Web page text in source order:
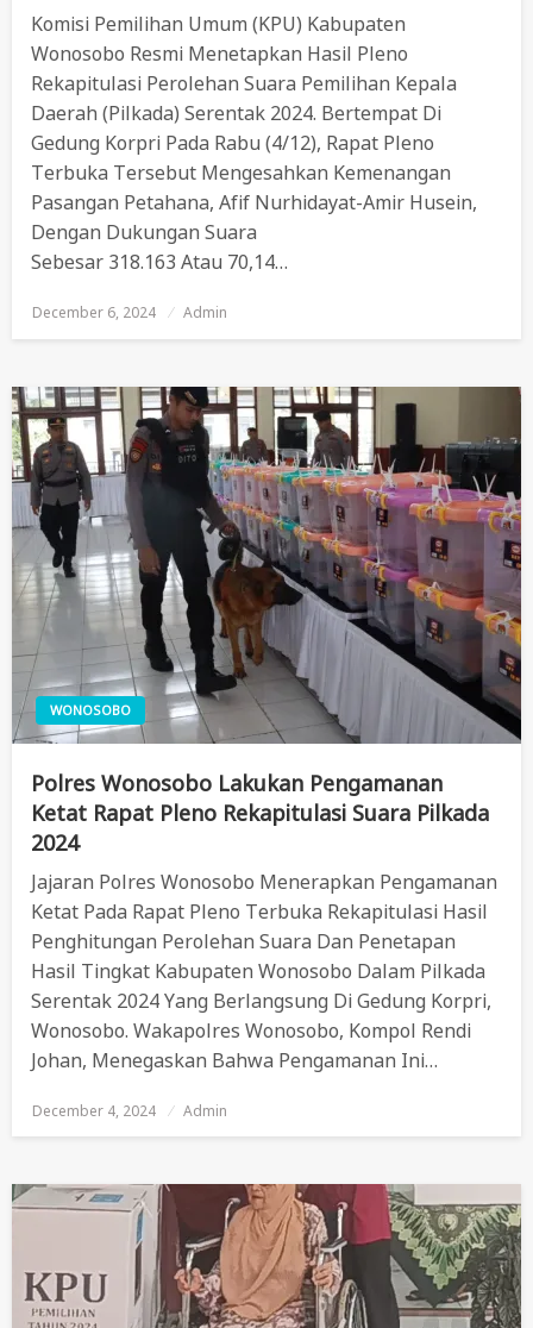
Komisi Pemilihan Umum (KPU) Kabupaten
Wonosobo Resmi Menetapkan Hasil Pleno
Rekapitulasi Perolehan Suara Pemilihan Kepala
Daerah (Pilkada) Serentak 2024. Bertempat Di
Gedung Korpri Pada Rabu (4/12), Rapat Pleno
Terbuka Tersebut Mengesahkan Kemenangan
Pasangan Petahana, Afif Nurhidayat-Amir Husein,
Dengan Dukungan Suara
Sebesar 318.163 Atau 70,14…
Posted
December 6, 2024 Admin
WONOSOBO
Polres Wonosobo Lakukan Pengamanan
Ketat Rapat Pleno Rekapitulasi Suara Pilkada
2024
Jajaran Polres Wonosobo Menerapkan Pengamanan
Ketat Pada Rapat Pleno Terbuka Rekapitulasi Hasil
Penghitungan Perolehan Suara Dan Penetapan
Hasil Tingkat Kabupaten Wonosobo Dalam Pilkada
Serentak 2024 Yang Berlangsung Di Gedung Korpri,
Wonosobo. Wakapolres Wonosobo, Kompol Rendi
Johan, Menegaskan Bahwa Pengamanan Ini…
Posted
December 4, 2024 Admin